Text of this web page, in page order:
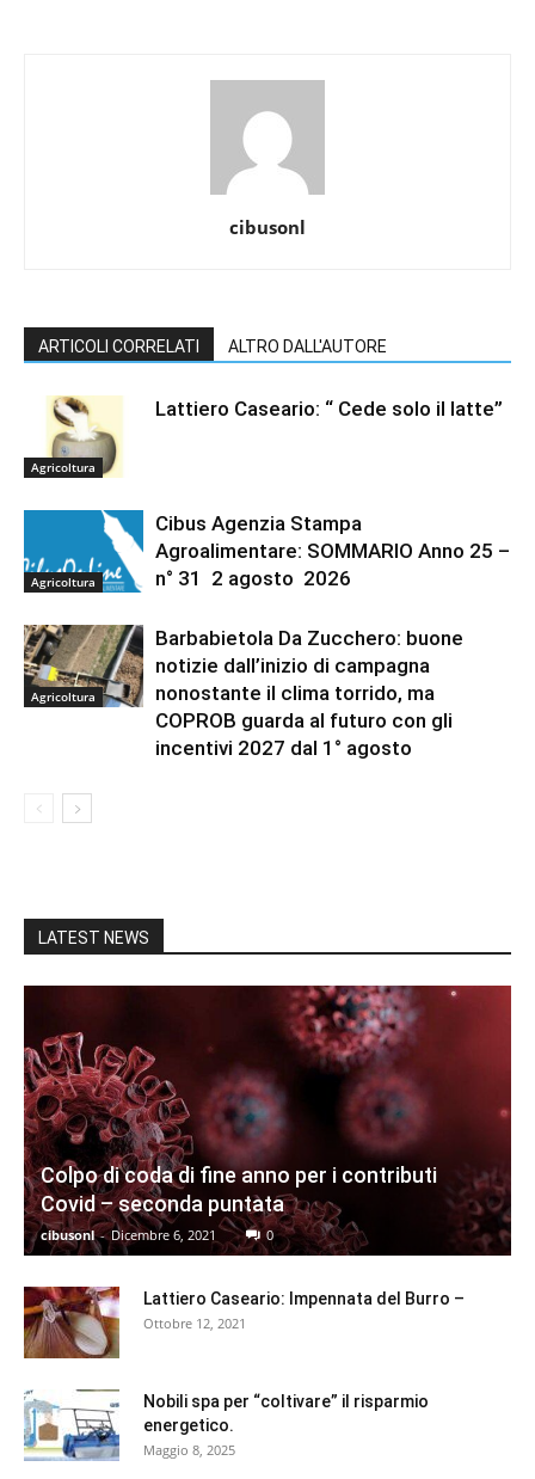
cibusonl
ARTICOLI CORRELATI ALTRO DALL'AUTORE
Agricoltura
Lattiero Caseario: “ Cede solo il latte”
Agricoltura
Cibus Agenzia Stampa
Agroalimentare: SOMMARIO Anno 25 –
n° 31 2 agosto 2026
Agricoltura
Barbabietola Da Zucchero: buone
notizie dall’inizio di campagna
nonostante il clima torrido, ma
COPROB guarda al futuro con gli
incentivi 2027 dal 1° agosto
LATEST NEWS
Colpo di coda di fine anno per i contributi
Covid – seconda puntata
cibusonl - Dicembre 6, 2021 0
Lattiero Caseario: Impennata del Burro –
Ottobre 12, 2021
Nobili spa per “coltivare” il risparmio
energetico.
Maggio 8, 2025